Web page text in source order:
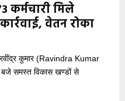
कर्मचारी मिले
वेतन रोका
कुमार (Ravindra Kumar
बजे समस्त विकास खण्डों से